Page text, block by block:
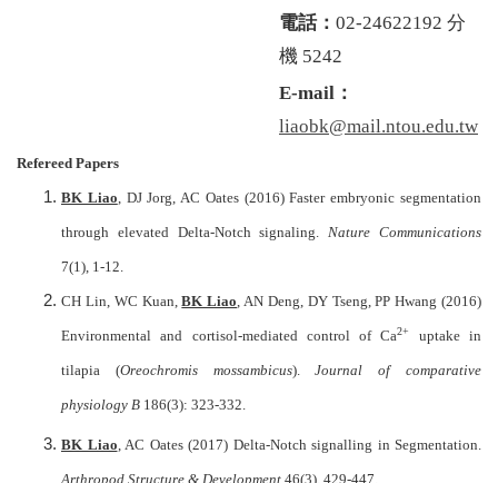
電話： 02-24622192 分
機 5242
E-mail：
liaobk@mail.ntou.edu.tw
Refereed Papers
BK Liao, DJ Jorg, AC Oates (2016) Faster embryonic segmentation
through elevated Delta-Notch signaling.Nature Communications
7(1), 1-12.
CH Lin, WC Kuan,BK Liao, AN Deng, DY Tseng, PP Hwang (2016)
Environmental and cortisol-mediated control of Ca2+ uptake in
tilapia (Oreochromis mossambicus).Journal of comparative
physiology B 186(3): 323-332.
BK Liao , AC Oates (2017) Delta-Notch signalling in Segmentation.
Arthropod Structure & Development 46(3), 429-447.